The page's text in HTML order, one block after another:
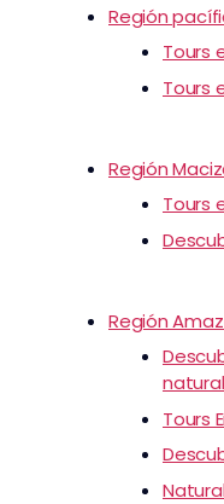
Región
Tours
Tours
Región
Tours
Región
Tours